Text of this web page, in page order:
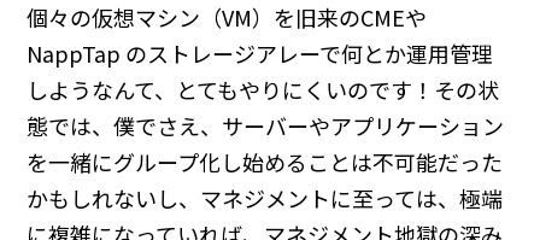
個々の仮想マシン（VM）を旧来のCMEや
NappTap のストレージアレーで何とか運用管理
しようなんて、とてもやりにくいのです！その状
態では、僕でさえ、サーバーやアプリケーション
を一緒にグループ化し始めることは不可能だった
かもしれないし、マネジメントに至っては、極端